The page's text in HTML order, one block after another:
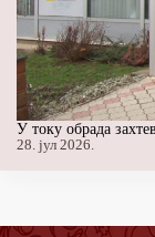
У току обрада
28. јул 2026.